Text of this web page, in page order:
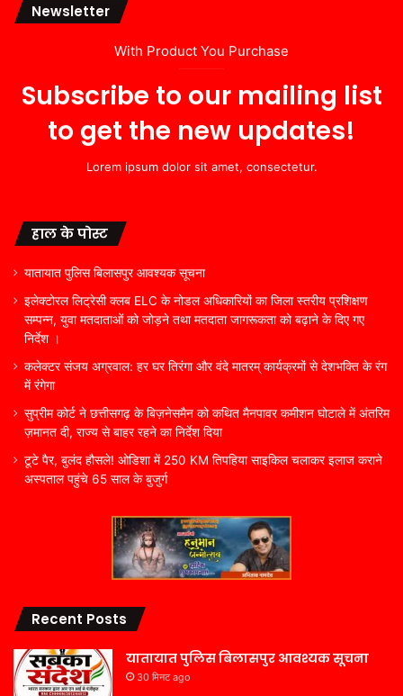
Newsletter
With Product You Purchase
Subscribe to our mailing list
to get the new updates!
Lorem ipsum dolor sit amet, consectetur.
हाल के पोस्ट
यातायात पुलिस बिलासपुर आवश्यक सूचना
इलेक्टोरल लिट्रेसी क्लब ELC के नोडल अधिकारियों का जिला स्तरीय प्रशिक्षण
सम्पन्न, युवा मतदाताओं को जोड़ने तथा मतदाता जागरूकता को बढ़ाने के दिए गए
निर्देश ।
कलेक्टर संजय अग्रवाल: हर घर तिरंगा और वंदे मातरम् कार्यक्रमों से देशभक्ति के रंग
में रंगेगा
सुप्रीम कोर्ट ने छत्तीसगढ़ के बिज़नेसमैन को कथित मैनपावर कमीशन घोटाले में अंतरिम
ज़मानत दी, राज्य से बाहर रहने का निर्देश दिया
टूटे पैर, बुलंद हौसले! ओडिशा में 250 KM तिपहिया साइकिल चलाकर इलाज कराने
अस्पताल पहुंचे 65 साल के बुजुर्ग
Recent Posts
यातायात पुलिस बिलासपुर आवश्यक सूचना
30 मिनट ago